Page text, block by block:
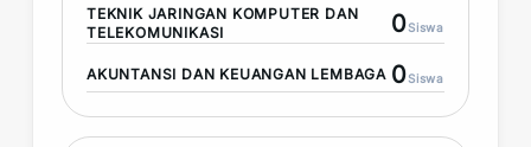
TEKNIK JARINGAN KOMPUTER DAN
TELEKOMUNIKASI
0Siswa
AKUNTANSI DAN KEUANGAN LEMBAGA 0Siswa